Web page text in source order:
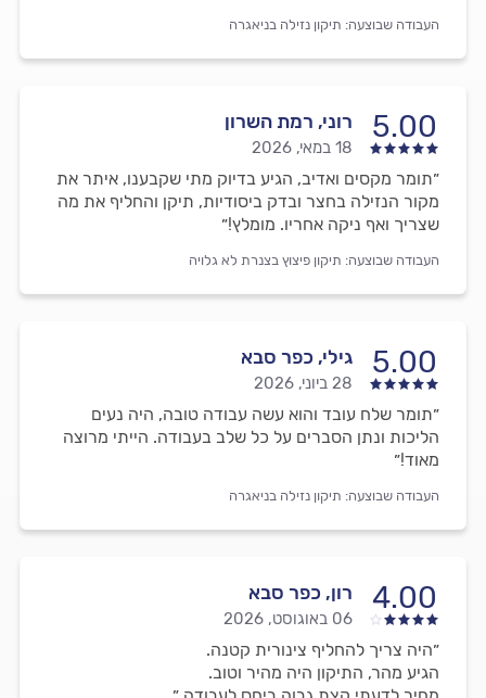
העבודה שבוצעה: תיקון נזילה בניאגרה
5.00 רוני, רמת השרון
18 במאי, 2026
״תומר מקסים ואדיב, הגיע בדיוק מתי שקבענו, איתר את
מקור הנזילה בחצר ובדק ביסודיות, תיקן והחליף את מה
שצריך ואף ניקה אחריו. מומלץ!״
העבודה שבוצעה: תיקון פיצוץ בצנרת לא גלויה
5.00 גילי, כפר סבא
28 ביוני, 2026
״תומר שלח עובד והוא עשה עבודה טובה, היה נעים
הליכות ונתן הסברים על כל שלב בעבודה. הייתי מרוצה
מאוד!״
העבודה שבוצעה: תיקון נזילה בניאגרה
4.00 רון, כפר סבא
06 באוגוסט, 2026
״היה צריך להחליף צינורית קטנה.
הגיע מהר, התיקון היה מהיר וטוב.